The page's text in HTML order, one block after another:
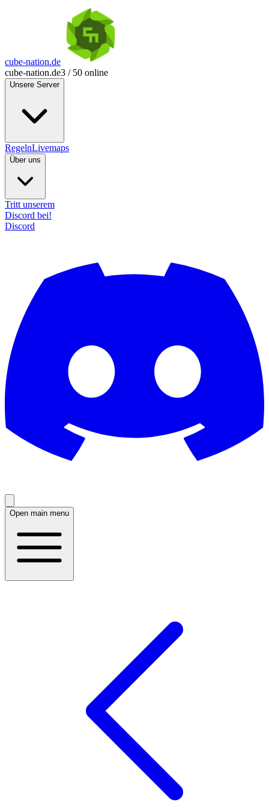
cube-nation.de
cube-nation.de3 / 50 online
Unsere Server
RegelnLivemaps
Über uns
Tritt unserem
Discord bei!
Discord
Open main menu